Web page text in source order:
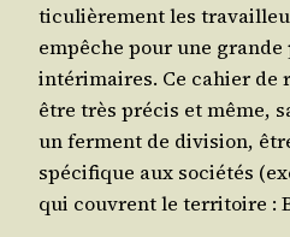
ti­cu­liè­re­ment les
empêche pour une
inté­ri­maires. Ce cahier de
être très pré­cis et même,
un ferment de divi­sion,
spé­ci­fique aux socié­tés
qui couvrent le ter­ri­toire :